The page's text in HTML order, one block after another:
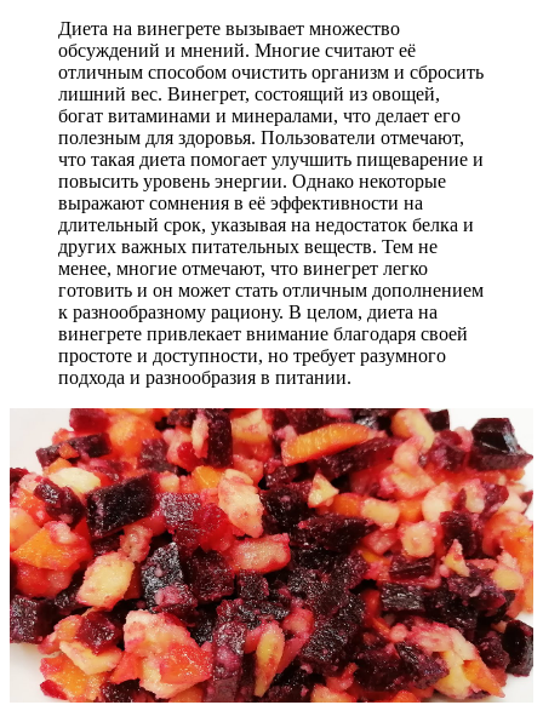
Диета на винегрете вызывает множество
обсуждений и мнений. Многие считают её
отличным способом очистить организм и сбросить
лишний вес. Винегрет, состоящий из овощей,
богат витаминами и минералами, что делает его
полезным для здоровья. Пользователи отмечают,
что такая диета помогает улучшить пищеварение и
повысить уровень энергии. Однако некоторые
выражают сомнения в её эффективности на
длительный срок, указывая на недостаток белка и
других важных питательных веществ. Тем не
менее, многие отмечают, что винегрет легко
готовить и он может стать отличным дополнением
к разнообразному рациону. В целом, диета на
винегрете привлекает внимание благодаря своей
простоте и доступности, но требует разумного
подхода и разнообразия в питании.